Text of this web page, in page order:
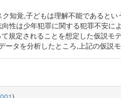
知覚,子どもは理解不能であると
性は少年犯罪に関する犯罪不安に
規定されることを想定した仮説モ
タを分析したところ,上記の仮説モ